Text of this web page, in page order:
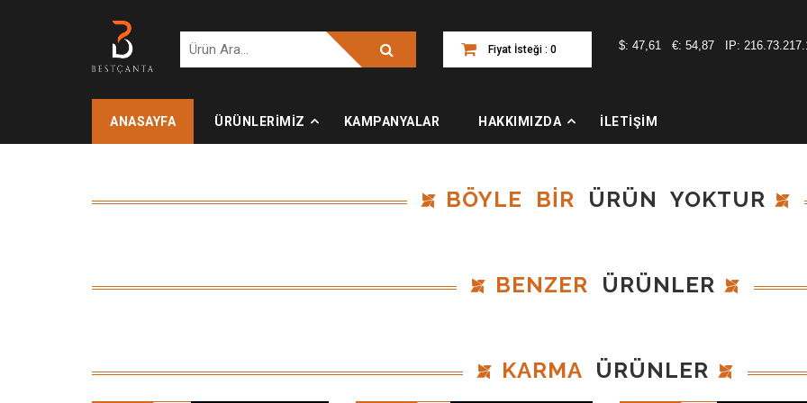
Fiyat İsteği : 0 $: 47,61 €: 54,87 IP:
ANASAYFA ÜRÜNLERİMİZ KAMPANYALAR HAKKIMIZDA İLETİŞİM
BÖYLE BİR ÜRÜN YOKTUR
BENZER ÜRÜNLER
KARMA ÜRÜNLER